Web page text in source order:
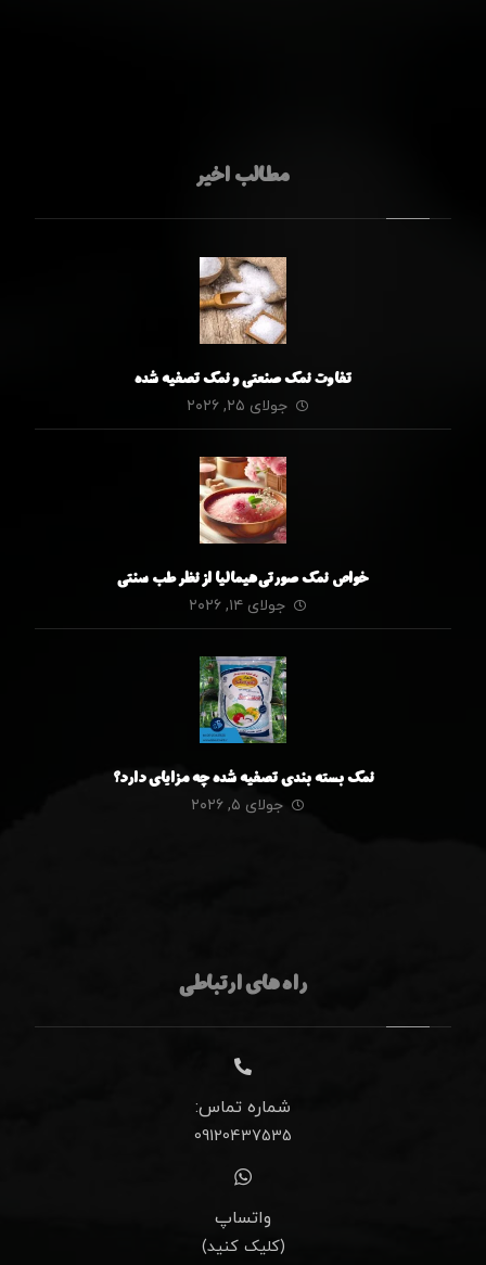
مطالب اخیر
تفاوت نمک صنعتی و نمک تصفیه شده
جولای ۲۵, ۲۰۲۶
خواص نمک صورتی هیمالیا از نظر طب سنتی
جولای ۱۴, ۲۰۲۶
نمک بسته بندی تصفیه شده چه مزایای دارد؟
جولای ۵, ۲۰۲۶
راه های ارتباطی
شماره تماس:
09120437535
واتساپ
(کلیک کنید)